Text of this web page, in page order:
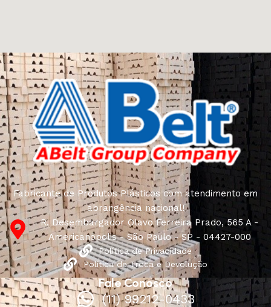
Fabricante de Produtos Plásticos com atendimento em
abrangência nacional!
R. Desembargador Olavo Ferreira Prado, 565 A -
Americanópolis - São Paulo - SP - 04427-000
Política de Privacidade
Política de Troca e Devolução
Fale Conosco
(11) 99212-0433